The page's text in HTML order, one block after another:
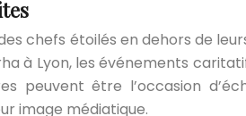
chefs étoilés en dehors de
à Lyon, les événements
peuvent être l’occasion
image médiatique.